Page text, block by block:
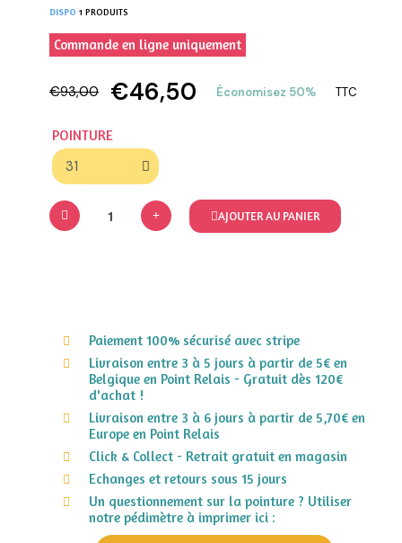
DISPO 1 PRODUITS
Commande en ligne uniquement
€93,00 €46,50 Économisez 50% TTC
POINTURE
AJOUTER AU PANIER
Paiement 100% sécurisé avec stripe
Livraison entre 3 à 5 jours à partir de 5€ en
Belgique en Point Relais - Gratuit dès 120€
d'achat !
Livraison entre 3 à 6 jours à partir de 5,70€ en
Europe en Point Relais
Click & Collect - Retrait gratuit en magasin
Echanges et retours sous 15 jours
Un questionnement sur la pointure ? Utiliser
notre pédimètre à imprimer ici :